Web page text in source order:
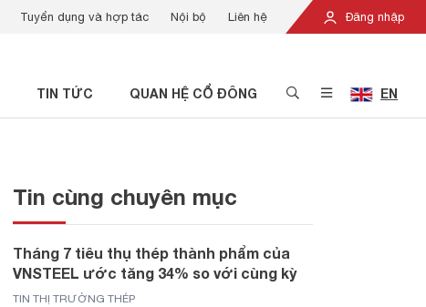
Đăng nhập
Tuyển dụng và hợp tác Nội bộ Liên hệ
TIN TỨC QUAN HỆ CỔ ĐÔNG EN
Tin cùng chuyên mục
Tháng 7 tiêu thụ thép thành phẩm của
VNSTEEL ước tăng 34% so với cùng kỳ
TIN THỊ TRƯỜNG THÉP